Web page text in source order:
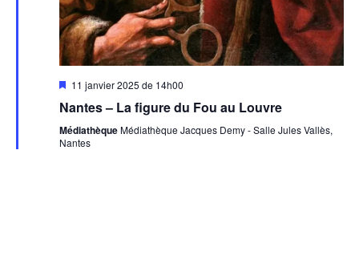
Mis
avant
11 janvier 2025 de 14h00
Nantes – La figure du Fou au Louvre
MédiathèqueMédiathèque Jacques Demy - Salle Jules Vallès,
Nantes